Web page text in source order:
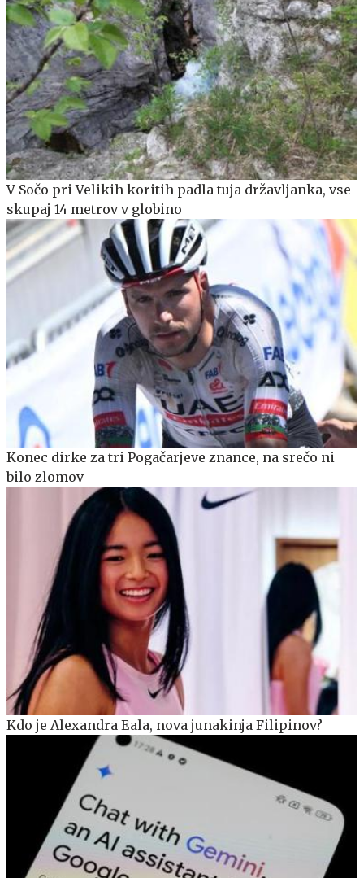
V Sočo pri Velikih koritih padla tuja državljanka, vse
skupaj 14 metrov v globino
Konec dirke za tri Pogačarjeve znance, na srečo ni
bilo zlomov
Kdo je Alexandra Eala, nova junakinja Filipinov?